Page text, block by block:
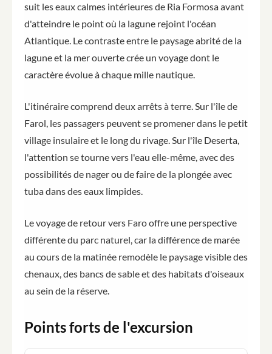
suit les eaux calmes intérieures de Ria Formosa avant
d'atteindre le point où la lagune rejoint l'océan
Atlantique. Le contraste entre le paysage abrité de la
lagune et la mer ouverte crée un voyage dont le
caractère évolue à chaque mille nautique.
L'itinéraire comprend deux arrêts à terre. Sur l'île de
Farol, les passagers peuvent se promener dans le petit
village insulaire et le long du rivage. Sur l'île Deserta,
l'attention se tourne vers l'eau elle-même, avec des
possibilités de nager ou de faire de la plongée avec
tuba dans des eaux limpides.
Le voyage de retour vers Faro offre une perspective
différente du parc naturel, car la différence de marée
au cours de la matinée remodèle le paysage visible des
chenaux, des bancs de sable et des habitats d'oiseaux
au sein de la réserve.
Points forts de l'excursion